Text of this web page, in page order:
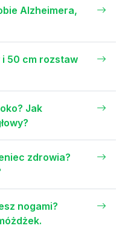
Alzheimera,
i 50 cm rozstaw
Jak
zdrowia?
nogami?